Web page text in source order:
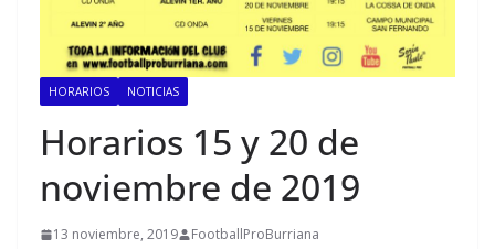
HORARIOS NOTICIAS
Horarios 15 y 20 de
noviembre de 2019
13 noviembre, 2019 FootballProBurriana